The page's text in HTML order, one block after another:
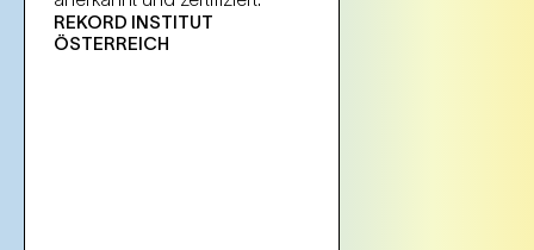
REKORD INSTITUT
ÖSTERREICH